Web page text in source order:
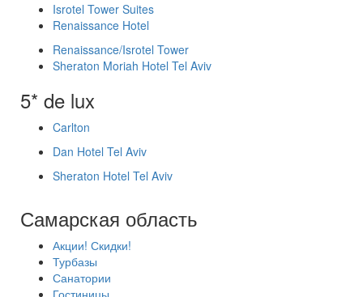
Isrotel Tower Suites
Renaissance Hotel
Renaissance/Isrotel Tower
Sheraton Moriah Hotel Tel Aviv
5* de lux
Carlton
Dan Hotel Tel Aviv
Sheraton Hotel Tel Aviv
Самарская область
Акции! Скидки!
Турбазы
Санатории
Гостиницы